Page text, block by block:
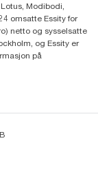
Modibodi,
omsatte Essity for
netto og sysselsatte
og Essity er
på